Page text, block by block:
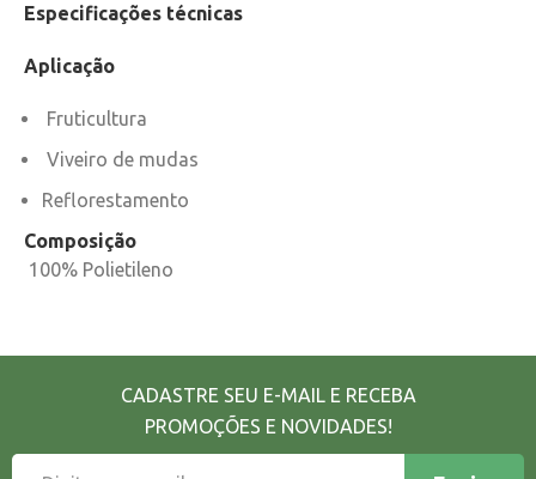
Especificações técnicas
Aplicação
Fruticultura
Viveiro de mudas
Reflorestamento
Composição
100% Polietileno
CADASTRE SEU E-MAIL E RECEBA
PROMOÇÕES E NOVIDADES!